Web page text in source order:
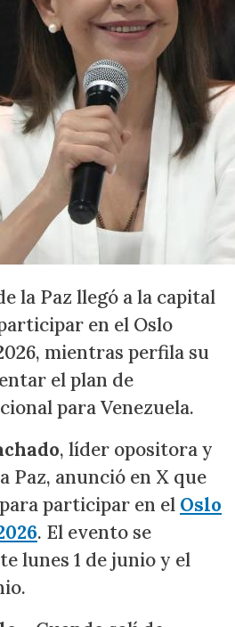
la Paz llegó a la capital
en el Oslo
mientras perfila su
el plan de
para Venezuela.
, líder opositora y
Paz, anunció en X que
participar en el Oslo
. El evento se
lunes 1 de junio y el